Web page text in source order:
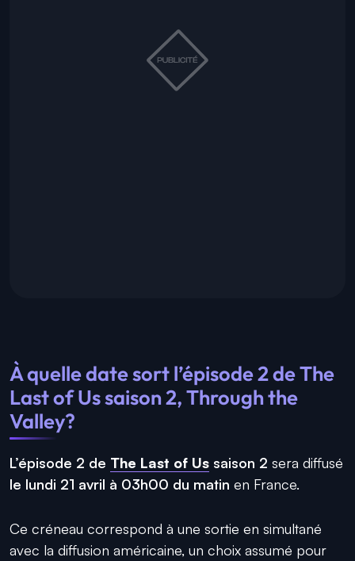
À quelle date sort l’épisode 2 de The
Last of Us saison 2, Through the
Valley?
L’épisode 2 de The Last of Us saison 2 sera diffusé
le lundi 21 avril à 03h00 du matin en France.
Ce créneau correspond à une sortie en simultané
avec la diffusion américaine, un choix assumé pour